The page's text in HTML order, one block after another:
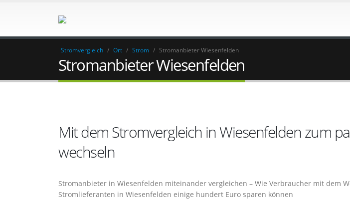
Stromvergleich / Ort / Strom / Stromanbieter Wiesenfelden
Stromanbieter Wiesenfelden
Mit dem Stromvergleich in Wiesenfelden zum
wechseln
Stromanbieter in Wiesenfelden miteinander vergleichen – Wie Verbraucher mit dem
Stromlieferanten in Wiesenfelden einige hundert Euro sparen können